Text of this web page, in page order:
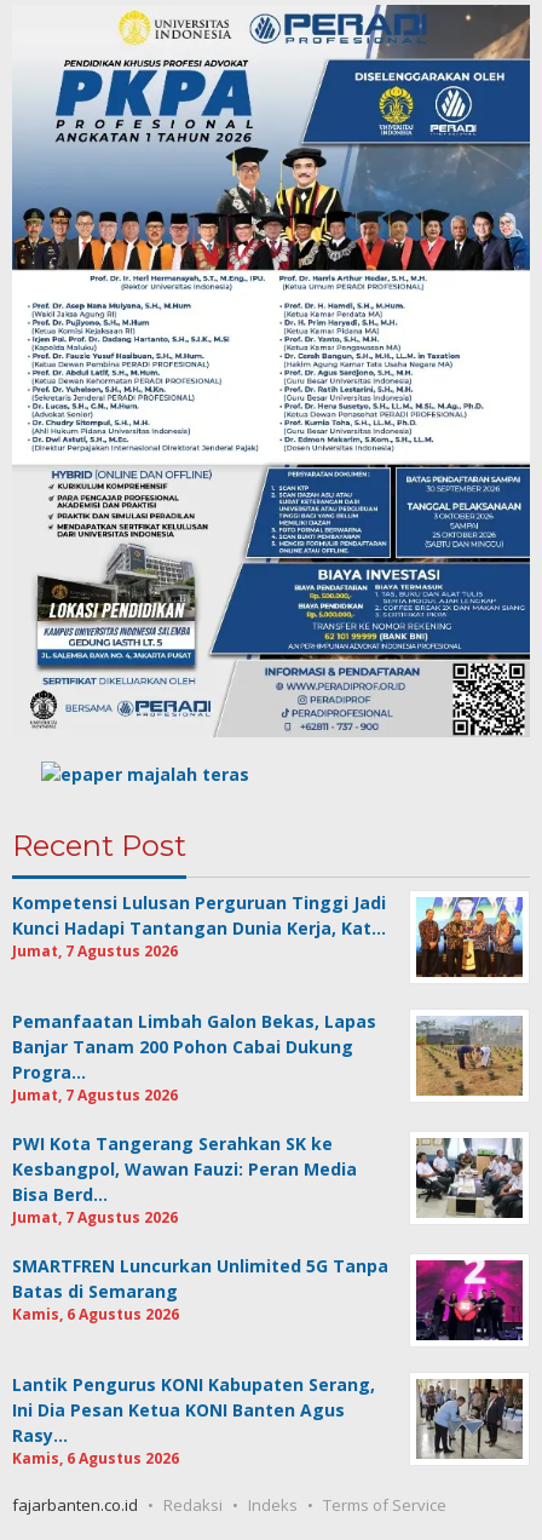
Recent Post
Kompetensi Lulusan Perguruan Tinggi Jadi
Kunci Hadapi Tantangan Dunia Kerja, Kat…
Jumat, 7 Agustus 2026
Pemanfaatan Limbah Galon Bekas, Lapas
Banjar Tanam 200 Pohon Cabai Dukung
Progra…
Jumat, 7 Agustus 2026
PWI Kota Tangerang Serahkan SK ke
Kesbangpol, Wawan Fauzi: Peran Media
Bisa Berd…
Jumat, 7 Agustus 2026
SMARTFREN Luncurkan Unlimited 5G Tanpa
Batas di Semarang
Kamis, 6 Agustus 2026
Lantik Pengurus KONI Kabupaten Serang,
Ini Dia Pesan Ketua KONI Banten Agus
Rasy…
Kamis, 6 Agustus 2026
fajarbanten.co.id Redaksi Indeks Terms of Service